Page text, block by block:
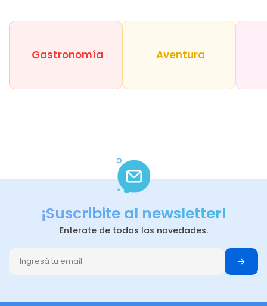
Gastronomía Aventura
¡Suscribite al newsletter!
Enterate de todas las novedades.